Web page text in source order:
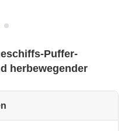
Puffer-
herbewegender